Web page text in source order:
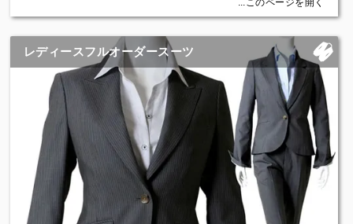
・総毛芯(けじん)：芯地は本物の馬の毛でできた毛芯でやわらかい
・AMFステッチ：高級感を演出するハンドメイド仕立ての手縫い風
ステッチ（ピックステッチ）
・ネーム刺繍：お名前などを漢字やアルファベットで刺繍致しま
す。場所、色、大きさなど選択可能
【有料オプション〈Options〉】
スマホ専用パンツポケット：スマホのサイズに合わせたパンツのサ
イドポケット。座っていてもスマホが邪魔にならず取り出しやす
い。Price：￥3,000＋税
【取扱い生地ブランド】
自社ストック(Nikko Textile) / ロロ・ピアーナ(Loro Piana) / エルメ
ネジルド ゼニア(Ermenegildo Zegna) / ホーランド & シェリー
【納期の目安】
ご注文後4週間から6週間（※時期や混み具合により変動します）
【アクセサリーレンタル（無料）】
タキシードをご購入いただいたお客様には、イズントで揃えている
アクセサリー類を無料レンタルいたします。 コーディネートもアド
バイスいたしますよ！
靴 / カフスボタン / 蝶ネクタイ / アスコットタイ / チーフ / カマーバ
ンド など、
※数やサイズに限りがございますので対応できない場合はお客様で
ご用意いただくことになりますのでご了承ください。
一番多く着る機会のあるブラックスーツ（略礼服）についてはもち
ろん、モーニングコート、ディレクターズスーツ、タキシード、ま
で、フォーマル専用の生地を用意し、ご予算に応じて、永く着られ
る一着をご提案いたします。
【略礼服（ブラックスーツ）】
シングル2ピース（ジャケット＋パンツ）
Price：￥181,500（税込）～
ダブル2ピース（ジャケット＋パンツ）
Price：￥187,000（税込）～
...このページを開く
レディースフルオーダースーツ